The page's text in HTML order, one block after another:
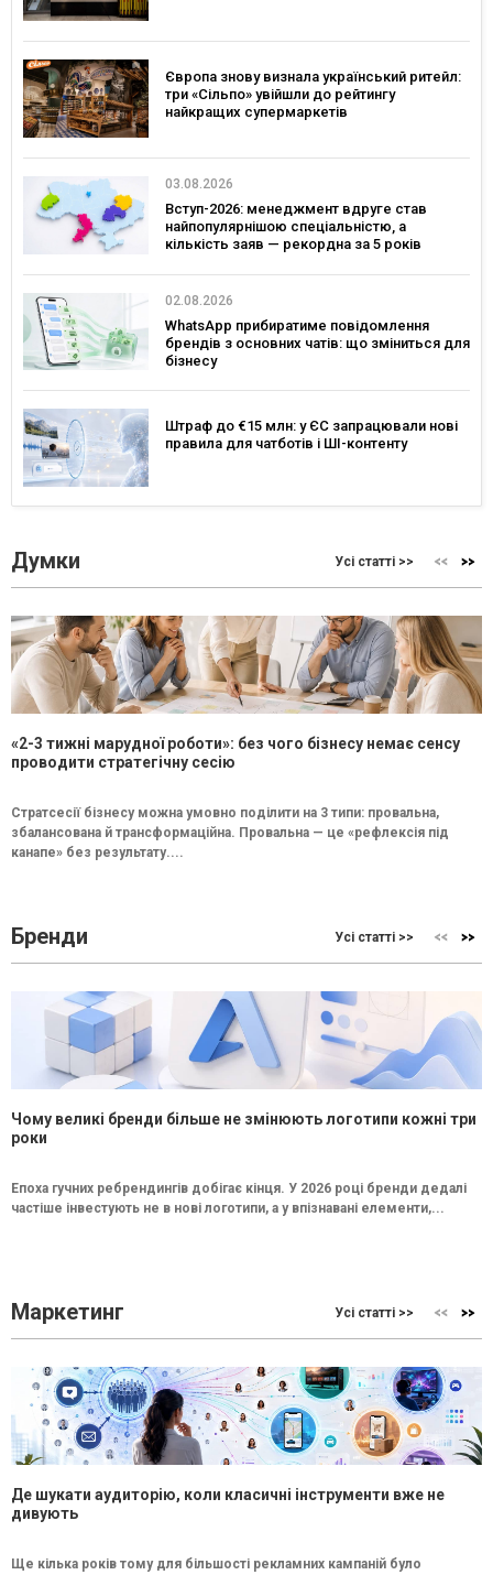
Європа знову визнала український ритейл:
три «Сільпо» увійшли до рейтингу
найкращих супермаркетів
03.08.2026
Вступ-2026: менеджмент вдруге став
найпопулярнішою спеціальністю, а
кількість заяв — рекордна за 5 років
02.08.2026
WhatsApp прибиратиме повідомлення
брендів з основних чатів: що зміниться для
бізнесу
Штраф до €15 млн: у ЄС запрацювали нові
правила для чатботів і ШІ-контенту
Думки Усі статті >>
«2-3 тижні марудної роботи»: без чого бізнесу немає сенсу
проводити стратегічну сесію
Стратсесії бізнесу можна умовно поділити на 3 типи: провальна,
збалансована й трансформаційна. Провальна — це «рефлексія під
канапе» без результату....
Бренди Усі статті >>
Чому великі бренди більше не змінюють логотипи кожні три
роки
Епоха гучних ребрендингів добігає кінця. У 2026 році бренди дедалі
частіше інвестують не в нові логотипи, а у впізнавані елементи,...
Маркетинг Усі статті >>
Де шукати аудиторію, коли класичні інструменти вже не
дивують
Ще кілька років тому для більшості рекламних кампаній було